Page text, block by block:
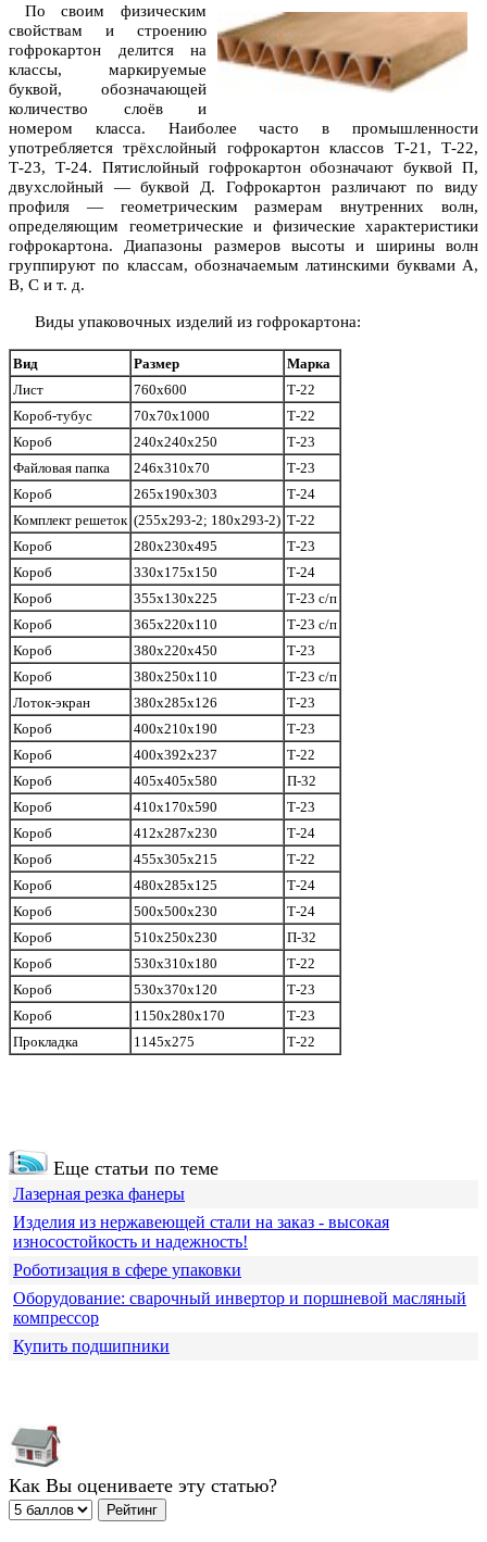
По своим физическим
свойствам и строению
гофрокартон делится на
классы, маркируемые
буквой, обозначающей
количество слоёв и
номером класса. Наиболее часто в промышленности
употребляется трёхслойный гофрокартон классов Т-21, Т-22,
Т-23, Т-24. Пятислойный гофрокартон обозначают буквой П,
двухслойный — буквой Д. Гофрокартон различают по виду
профиля — геометрическим размерам внутренних волн,
определяющим геометрические и физические характеристики
гофрокартона. Диапазоны размеров высоты и ширины волн
группируют по классам, обозначаемым латинскими буквами A,
B, C и т. д.
Виды упаковочных изделий из гофрокартона:
Вид Размер
Марка
Лист
760х600
Т-22
Короб-тубус
70х70х1000
Т-22
Короб
240х240х250
Т-23
Файловая папка
246х310х70
Т-23
Короб
265х190х303
Т-24
Комплект решеток (255х293-2; 180х293-2) Т-22
Короб
280х230х495
Т-23
Короб
330х175х150
Т-24
Короб
355х130х225
Т-23 с/п
Короб
365х220х110
Т-23 с/п
Короб
380х220х450
Т-23
Короб
380х250х110
Т-23 с/п
Лоток-экран
380х285х126
Т-23
Короб
400х210х190
Т-23
Короб
400х392х237
Т-22
Короб
405х405х580
П-32
Короб
410х170х590
Т-23
Короб
412х287х230
Т-24
Короб
455х305х215
Т-22
Короб
480х285х125
Т-24
Короб
500х500х230
Т-24
Короб
510х250х230
П-32
Короб
530х310х180
Т-22
Короб
530х370х120
Т-23
Короб
1150х280х170
Т-23
Прокладка
1145х275 Т-22
Еще статьи по теме
Лазерная резка фанеры
Изделия из нержавеющей стали на заказ - высокая
износостойкость и надежность!
Роботизация в сфере упаковки
Оборудование: сварочный инвертор и поршневой масляный
компрессор
Купить подшипники
Как Вы оцениваете эту статью?